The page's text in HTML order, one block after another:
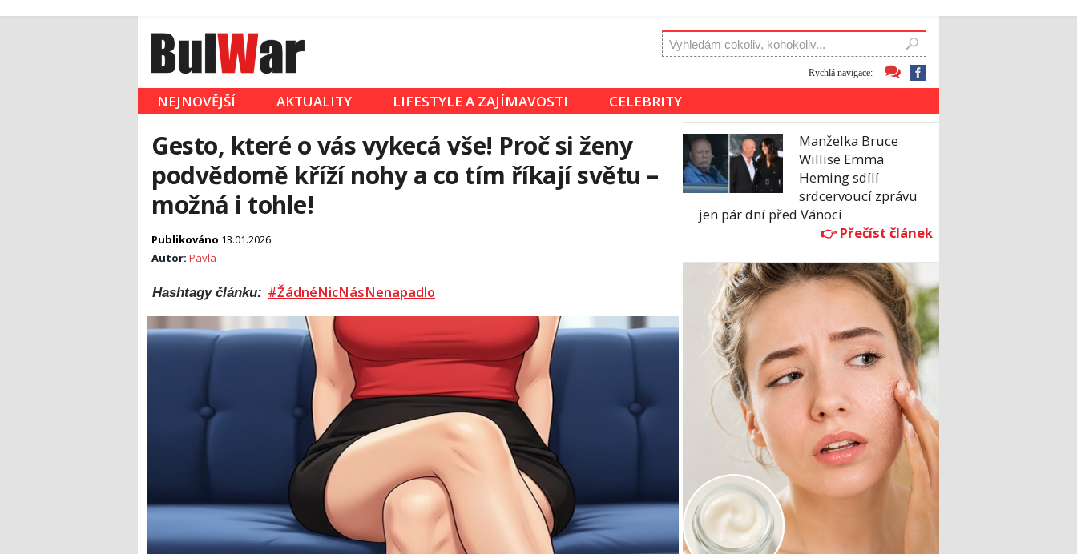
Rychlá navigace:
NEJNOVĚJŠÍ AKTUALITY LIFESTYLE A ZAJÍMAVOSTI CELEBRITY
Gesto, které o vás vykecá vše! Proč si ženy
podvědomě kříží nohy a co tím říkají světu –
možná i tohle!
Publikováno 13.01.2026
Autor: Pavla
Hashtagy článku: #ŽádnéNicNásNenapadlo
Manželka Bruce
Willise Emma
Heming sdílí
srdcervoucí zprávu
jen pár dní před Vánoci